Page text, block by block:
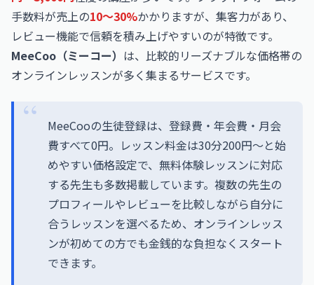
手数料が売上の10〜30%かかりますが、集客力があり、
レビュー機能で信頼を積み上げやすいのが特徴です。
MeeCoo（ミーコー） は、比較的リーズナブルな価格帯の
オンラインレッスンが多く集まるサービスです。
MeeCooの生徒登録は、登録費・年会費・月会
費すべて0円。レッスン料金は30分200円〜と始
めやすい価格設定で、無料体験レッスンに対応
する先生も多数掲載しています。複数の先生の
プロフィールやレビューを比較しながら自分に
合うレッスンを選べるため、オンラインレッス
ンが初めての方でも金銭的な負担なくスタート
できます。